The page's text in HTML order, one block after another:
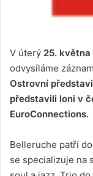
V úterý 25.
odvysíláme
Ostrovní
představili loni v
EuroConnections.
Belleruche patří
se specializuje na